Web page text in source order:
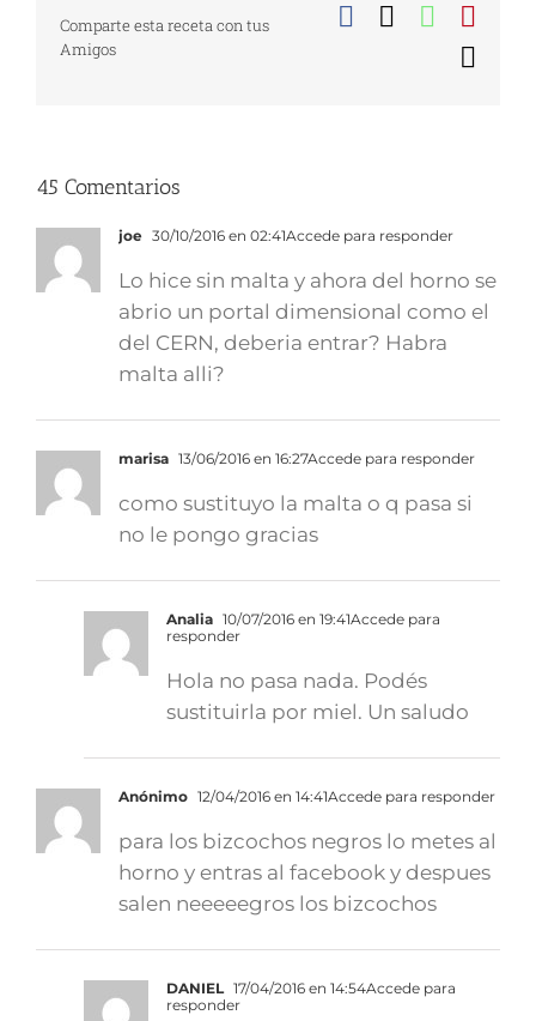
Comparte esta receta con tus
Amigos
Facebook
45 Comentarios
joe 30/10/2016 en 02:41Accede para responder
Lo hice sin malta y ahora del horno se
abrio un portal dimensional como el
del CERN, deberia entrar? Habra
malta alli?
marisa 13/06/2016 en 16:27Accede para responder
como sustituyo la malta o q pasa si
no le pongo gracias
Analia 10/07/2016 en 19:41Accede para
responder
Hola no pasa nada. Podés
sustituirla por miel. Un saludo
Anónimo 12/04/2016 en 14:41Accede para responder
para los bizcochos negros lo metes al
horno y entras al facebook y despues
salen neeeeegros los bizcochos
DANIEL 17/04/2016 en 14:54Accede para
responder